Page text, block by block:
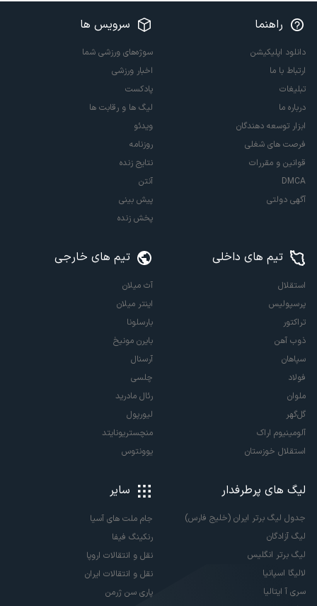
راهنما
دانلود اپلیکیشن
ارتباط با ما
تبلیغات
درباره ما
ابزار توسعه دهندگان
فرصت های شغلی
قوانین و مقررات
DMCA
آگهی دولتی
سرویس ها
سوژه‌های ورزشی شما
اخبار ورزشی
پادکست
لیگ ها و رقابت ها
ویدئو
روزنامه
نتایج زنده
آنتن
پیش بینی
پخش زنده
تیم های داخلی
استقلال
پرسپولیس
تراکتور
ذوب آهن
سپاهان
فولاد
ملوان
گل‌گهر
آلومینیوم اراک
استقلال خوزستان
تیم های خارجی
آث میلان
اینتر میلان
بارسلونا
بایرن مونیخ
آرسنال
چلسی
رئال مادرید
لیورپول
منچستریونایتد
یوونتوس
لیگ های پرطرفدار
جدول لیگ برتر ایران (خلیج فارس)
لیگ آزادگان
لیگ برتر انگلیس
لالیگا اسپانیا
سری آ ایتالیا
سایر
جام ملت های آسیا
رنکینگ فیفا
نقل و انتقالات اروپا
نقل و انتقالات ایران
پاری سن ژرمن